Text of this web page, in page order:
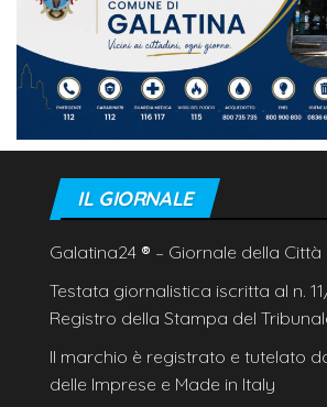
IL GIORNALE
Galatina24 ® – Giornale della Città
Testata giornalistica iscritta al n.
Registro della Stampa del
Il marchio è registrato e tutelato
delle Imprese e Made in Italy